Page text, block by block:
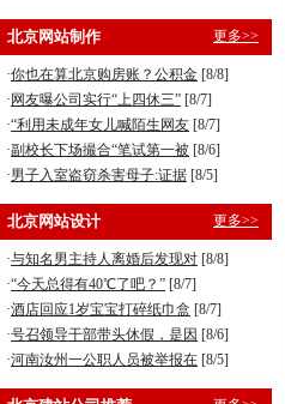
北京网站制作 更多>>
·你也在算北京购房账？公积金 [8/8]
· 网友曝公司实行“上四休三” [8/7]
·“利用未成年女儿喊陌生网友 [8/7]
·副校长下场撮合“笔试第一被 [8/6]
·男子入室盗窃杀害母子:证据 [8/5]
北京网站设计 更多>>
·与知名男主持人离婚后发现对 [8/8]
·“今天总得有40℃了吧？” [8/7]
·酒店回应1岁宝宝打碎纸巾盒 [8/7]
·号召领导干部带头休假，是因 [8/6]
·河南汝州一公职人员被举报在 [8/5]